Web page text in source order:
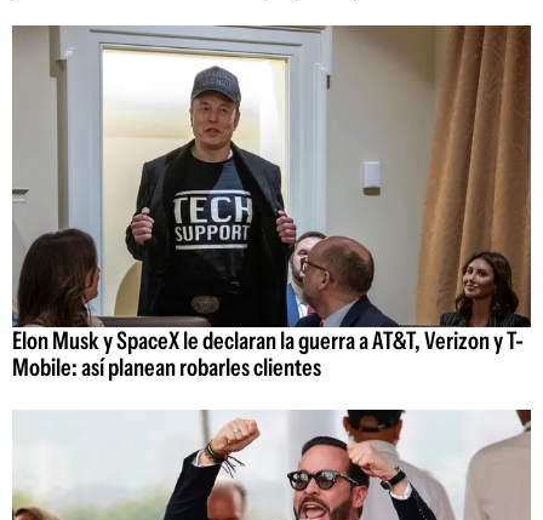
Elon Musk y SpaceX le declaran la guerra a AT&T, Verizon y T-
Mobile: así planean robarles clientes